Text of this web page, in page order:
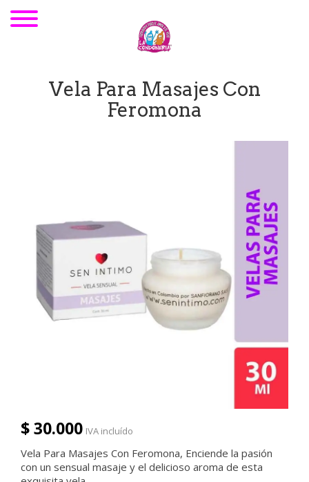
Vela Para Masajes Con
Feromona
$ 30.000 IVA incluído
Vela Para Masajes Con Feromona, Enciende la pasión
con un sensual masaje y el delicioso aroma de esta